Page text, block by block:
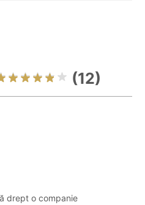
(12)
drept o companie